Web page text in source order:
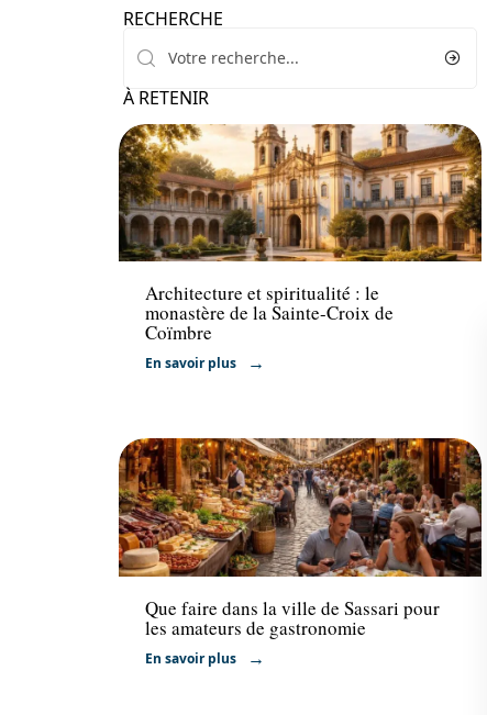
RECHERCHE
À RETENIR
Activités
Architecture et spiritualité : le
monastère de la Sainte-Croix de
Coïmbre
En savoir plus
Hébergement
Que faire dans la ville de Sassari pour
les amateurs de gastronomie
En savoir plus